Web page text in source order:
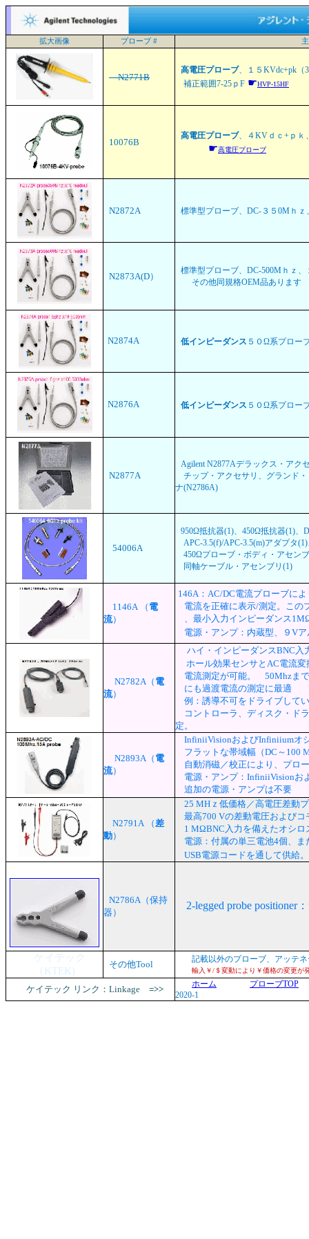
拡大画像 プローブ #
N2771B
高電圧プローブ、１５KVdc+pk（
補正範囲7-25ｐF ☛HVP-15HF
10076B
高電圧プローブ、４KVｄｃ+ｐｋ
☛高電圧プローブ
N2872A 標準型プローブ、DC-３５0Mｈ
N2873A(D）
標準型プローブ、DC-500Mｈｚ
その他同規格OEM品あります
N2874A 低インピーダンス ５０Ω系プロー
N2876A 低インピーダンス ５０Ω系プロー
N2877A
Agilent N2877Aデラックス・アク
チップ・アクセサリ、グランド
ナ(N2786A)
54006A
950Ω抵抗器(1)、450Ω抵抗器(1)、
APC-3.5(f)/APC-3.5(m)アダプタ
450Ωプローブ・ボディ・アセン
同軸ケーブル・アセンブリ(1)
1146A （ 電
流）
146A：AC/DC電流プローブに
電流を正確に表示/測定。この
、最小入力インピーダンス
電源・アンプ：内蔵型、９Vア
N2782A（ 電
流）
ハイ・インピーダンスBNC入
ホール効果センサとAC電流
電流測定が可能。
50Mhzまで
にも過渡電流の測定に最適
例：誘導不可をドライブして
コントローラ、ディスク・ド
定。
N2893A（ 電
流）
InfiniiVisionおよびInfiniiumオ
フラットな帯域幅（DC～100
自動消磁／校正により、プロ
電源・アンプ：InfiniiVisionお
追加の電源・アンプは不要
N2791A （差
動）
25 MHｚ低価格／高電圧差動
最高700 Vの差動電圧およびコ
1 MΩBNC入力を備えたオシロ
電源：付属の単三電池4個、ま
USB電源コードを通して供給。
N2786A（保持
器）
2-legged probe positioner：
ケイテック
（KTEK)
その他Tool 記載以外のプローブ、アッテ
輸入￥/＄変動により￥価格の変更が
ケイテック リンク： Linkage =>> ホーム
プローブTOP
2020-1